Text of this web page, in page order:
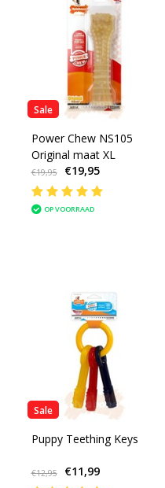
Sale
Power Chew NS105
Original maat XL
€19,95 €19,95
OP VOORRAAD
Sale
Puppy Teething Keys
€12,95 €11,99